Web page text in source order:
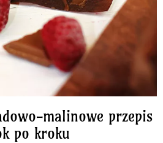
malinowe przepis
po kroku